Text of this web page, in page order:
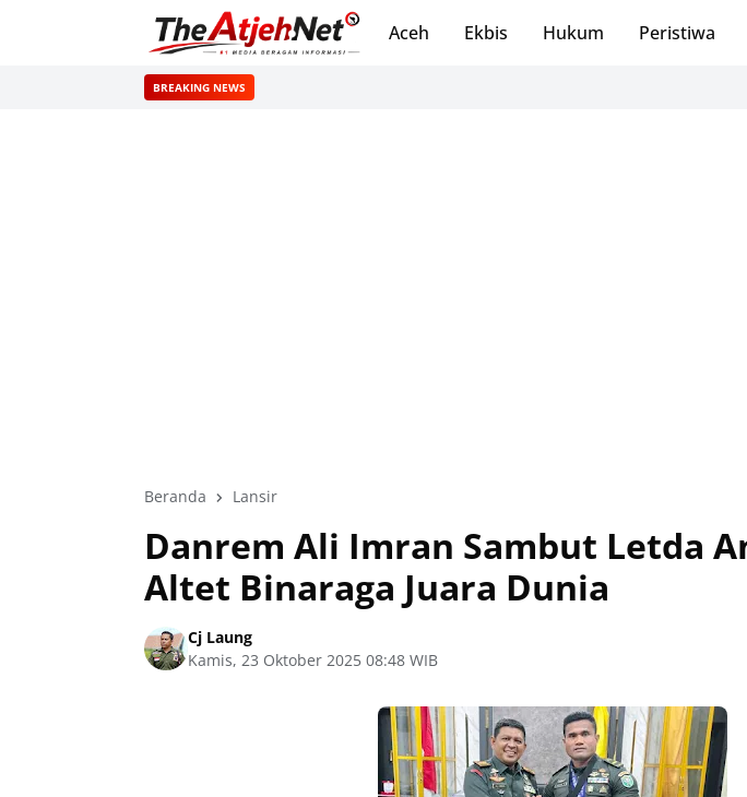
Aceh Ekbis Hukum Peristiwa
BREAKING NEWS
Beranda Lansir
Danrem Ali Imran Sambut Letda
Altet Binaraga Juara Dunia
Cj Laung
Kamis, 23 Oktober 2025 08:48 WIB